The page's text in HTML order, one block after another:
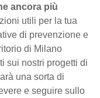
ancora più
utili per la tua
di prevenzione e
di Milano
sui nostri progetti di
una sorta di
e seguire sullo